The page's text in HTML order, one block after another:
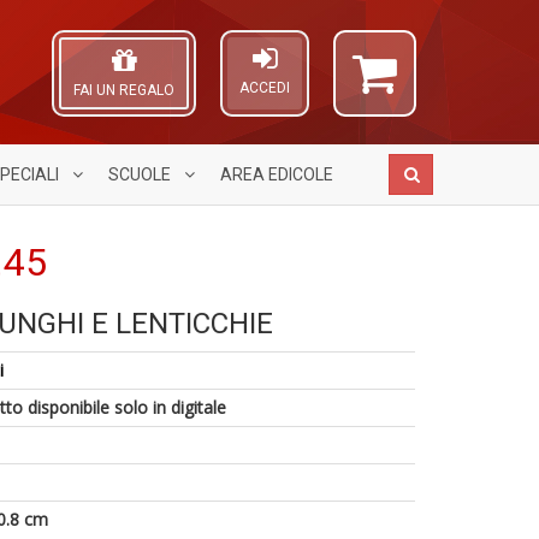
ACCEDI
FAI UN REGALO
SCUOLE AREA EDICOLE
E LENTICCHIE
disponibile solo in digitale
cm